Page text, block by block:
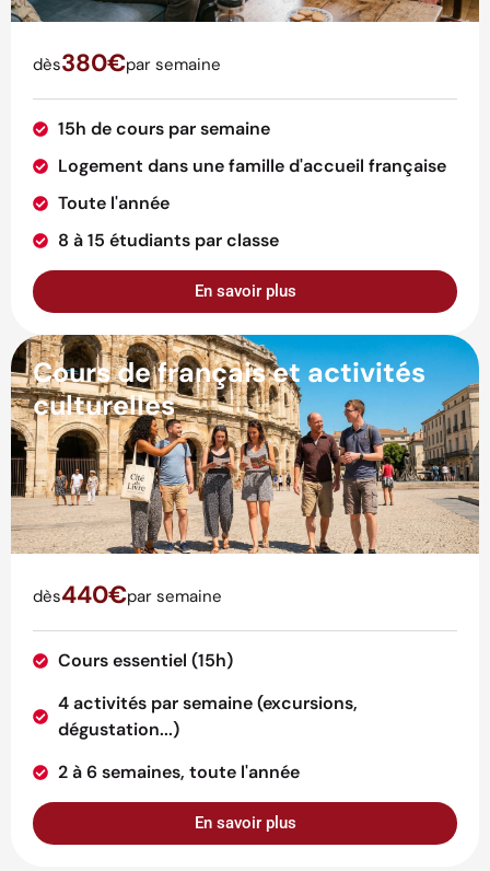
dès380€par semaine
15h de cours par semaine
Logement dans une famille d'accueil française
Toute l'année
8 à 15 étudiants par classe
En savoir plus
Cours de français et activités
culturelles
dès440€par semaine
Cours essentiel (15h)
4 activités par semaine (excursions,
dégustation...)
2 à 6 semaines, toute l'année
En savoir plus